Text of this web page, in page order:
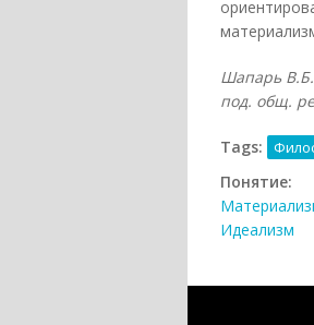
Шапарь
под. общ.
Tags:
Понятие:
Идеализм